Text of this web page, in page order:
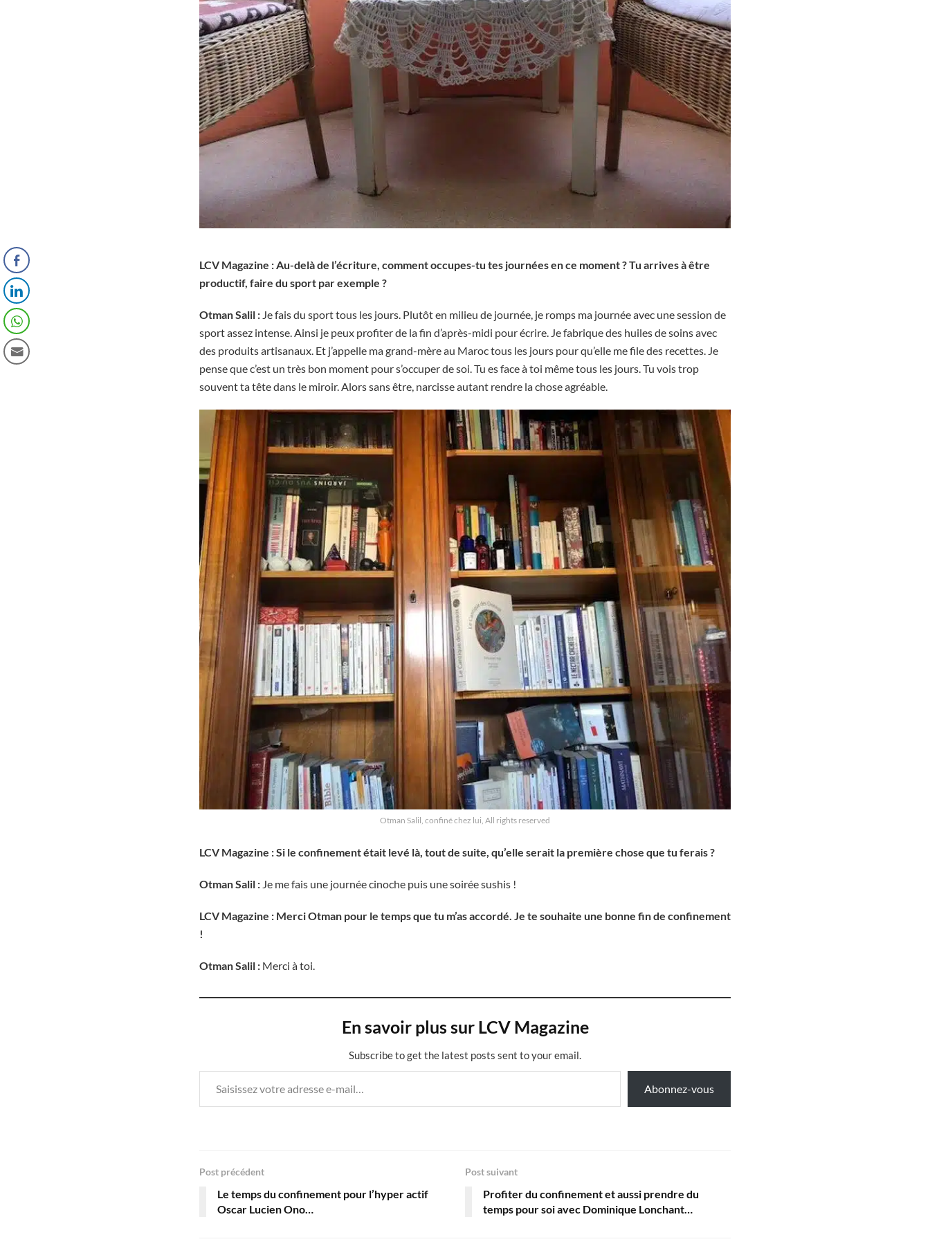
LCV Magazine : Au-delà de l’écriture, comment occupes-tu tes journées en ce moment ? Tu arrives à être
productif, faire du sport par exemple ?
Otman Salil : Je fais du sport tous les jours. Plutôt en milieu de journée, je romps ma journée avec une session de
sport assez intense. Ainsi je peux profiter de la fin d’après-midi pour écrire. Je fabrique des huiles de soins avec
des produits artisanaux. Et j’appelle ma grand-mère au Maroc tous les jours pour qu’elle me file des recettes. Je
pense que c’est un très bon moment pour s’occuper de soi. Tu es face à toi même tous les jours. Tu vois trop
souvent ta tête dans le miroir. Alors sans être, narcisse autant rendre la chose agréable.
Otman Salil, confiné chez lui, All rights reserved
LCV Magazine : Si le confinement était levé là, tout de suite, qu’elle serait la première chose que tu ferais ?
Otman Salil : Je me fais une journée cinoche puis une soirée sushis !
LCV Magazine : Merci Otman pour le temps que tu m’as accordé. Je te souhaite une bonne fin de confinement
!
Otman Salil : Merci à toi.
En savoir plus sur LCV Magazine
Subscribe to get the latest posts sent to your email.
Saisissez votre adresse e-mail…
Abonnez-vous
Post précédent
Le temps du confinement pour l’hyper actif
Oscar Lucien Ono…
Post suivant
Profiter du confinement et aussi prendre du
temps pour soi avec Dominique Lonchant…